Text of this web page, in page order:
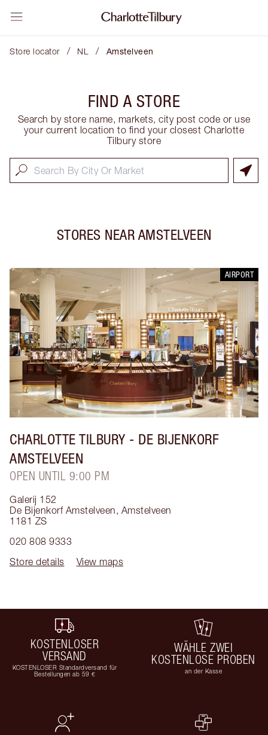
Store locator / NL / Amstelveen
FIND A STORE
Search by store name, markets, city post code or use
your current location to find your closest Charlotte
Tilbury store
STORES NEAR AMSTELVEEN
AIRPORT
CHARLOTTE TILBURY - DE BIJENKORF
AMSTELVEEN
OPEN UNTIL 9:00 PM
Galerij 152
De Bijenkorf Amstelveen, Amstelveen
1181 ZS
020 808 9333
Store details
View maps
KOSTENLOSER
VERSAND
KOSTENLOSER Standardversand für
Bestellungen ab 59 €
WÄHLE ZWEI
KOSTENLOSE PROBEN
an der Kasse